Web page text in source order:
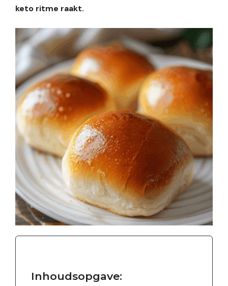
keto ritme raakt.
Inhoudsopgave: